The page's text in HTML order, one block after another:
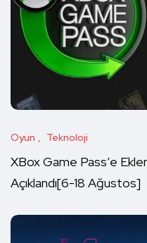
Oyun Teknoloji
XBox Game Pass’e
Açıklandı[6-18 Ağustos]